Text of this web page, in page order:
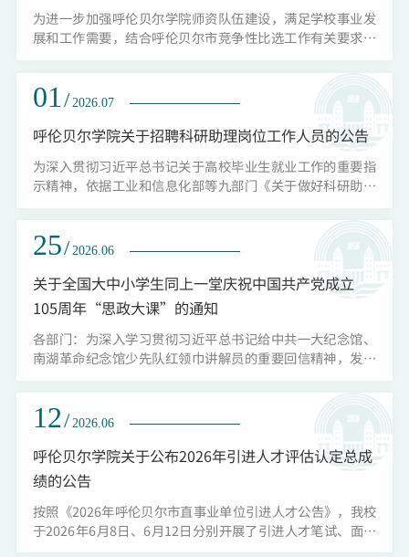
为进一步加强呼伦贝尔学院师资队伍建设，满足学校事业发
展和工作需要，结合呼伦贝尔市竞争性比选工作有关要求，
位）、事业单位竞争性比选事业单位工作人员。有关事项公
告如下：一、比选岗位需求计划本次计划竞争性比选3人，岗
位类别为专业技术岗位2人，管理岗位1人。具体岗位需求见
《呼伦贝尔学院2026年竞争性比选事业单位工作人员岗位需
01 / 2026.07
呼伦贝尔学院关于招聘科研助理岗位工作人员的公告
为深入贯彻习近平总书记关于高校毕业生就业工作的重要指
示精神，依据工业和信息化部等九部门《关于做好科研助理
〔2026〕109号），现将科研助理（合同制）岗位工作人员
招聘有关事宜公布如下：一、基本条件本次招聘对象为符合
以下条件的2026届全日制本科及以上学历应届毕业生：
（一）具有中华人民共和国国籍，遵守中华人民共和国宪法
和法律，拥护中国共产党领导；（二）遵纪守...
25/ 2026.06
关于全国大中小学生同上一堂庆祝中国共产党成立
105周年“思政大课”的通知
各部门：为深入学习贯彻习近平总书记给中共一大纪念馆、
南湖革命纪念馆少先队红领巾讲解员的重要回信精神，发挥
日报社、中央广播电视总台联合组织全国大中小学生同上一
堂庆祝中国共产党成立105周年“思政大课”,现将观看工作
通知如下。一、“思政大课”主题知党爱党跟党走二、教学
目标系统呈现党推进马克思主义中国化时代化的非凡探索历
程和重大理论成果，揭示“两个结合...
12/ 2026.06
呼伦贝尔学院关于公布2026年引进人才评估认定总成
绩的公告
按照《2026年呼伦贝尔市直事业单位引进人才公告》，我校
于2026年6月8日、6月12日分别开展了引进人才笔试、面试